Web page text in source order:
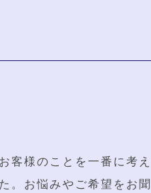
客様のことを一番に考え
。お悩みやご希望をお聞